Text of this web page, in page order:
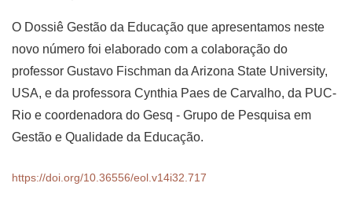
O Dossiê Gestão da Educação que apresentamos neste
novo número foi elaborado com a colaboração do
professor Gustavo Fischman da Arizona State University,
USA, e da professora Cynthia Paes de Carvalho, da PUC-
Rio e coordenadora do Gesq - Grupo de Pesquisa em
Gestão e Qualidade da Educação.
https://doi.org/10.36556/eol.v14i32.717